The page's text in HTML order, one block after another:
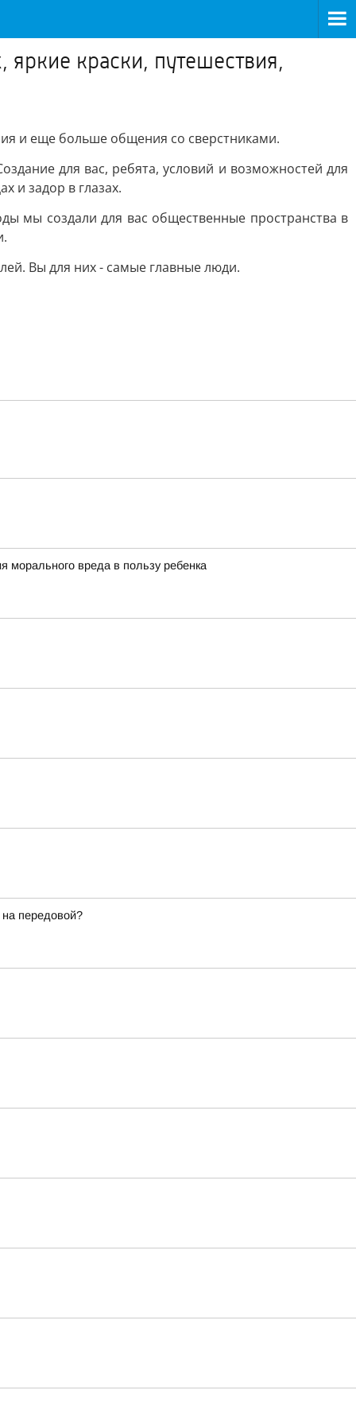
краски, путешествия,
и еще больше общения со сверстниками.
для вас, ребята, условий и возможностей для
и задор в глазах.
мы создали для вас общественные пространства в
Вы для них - самые главные люди.
морального вреда в пользу ребенка
передовой?